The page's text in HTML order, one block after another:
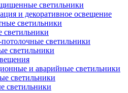
светильники
и декоративное освещение
светильники
светильники
светильники
и аварийные светильники
светильники
светильники